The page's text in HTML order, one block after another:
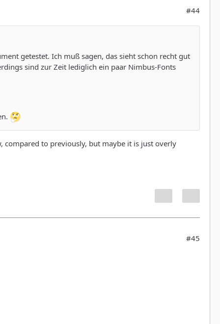
#44
getestet. Ich muß sagen, das sieht schon recht gut
sind zur Zeit lediglich ein paar Nimbus-Fonts
compared to previously, but maybe it is just overly
#45